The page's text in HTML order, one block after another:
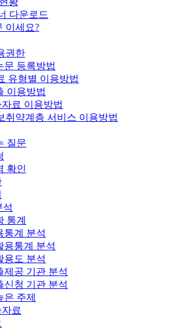
다운로드
이세요?
권한
문 등록방법
유형별 이용방법
이용방법
료 이용방법
취약계층 서비스 이용방법
질문
확인
석
통계
통계 분석
용통계 분석
용도 분석
제공 기관 분석
신청 기관 분석
은 주제
료